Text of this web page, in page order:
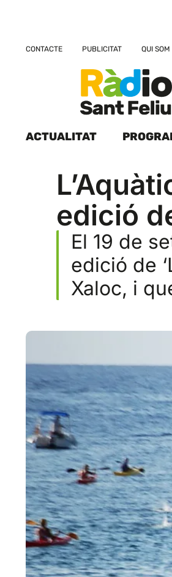
CONTACTE PUBLICITAT QUI SOM
ACTUALITAT
edició
El 19 de
edició de
Xaloc, i